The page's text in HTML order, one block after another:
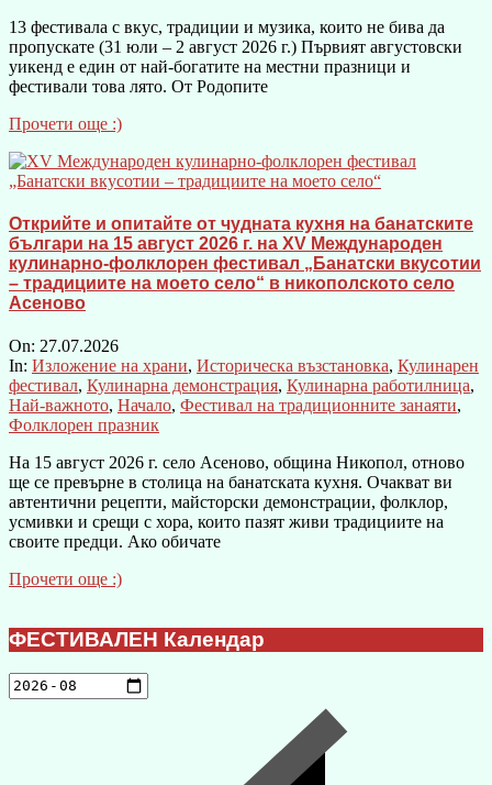
13 фестивала с вкус, традиции и музика, които не бива да
пропускате (31 юли – 2 август 2026 г.) Първият августовски
уикенд е един от най-богатите на местни празници и
фестивали това лято. От Родопите
Прочети още :)
Открийте и опитайте от чудната кухня на банатските
българи на 15 август 2026 г. на XV Международен
кулинарно-фолклорен фестивал „Банатски вкусотии
– традициите на моето село“ в никополското село
Асеново
On: 27.07.2026
In: Изложение на храни, Историческа възстановка, Кулинарен
фестивал, Кулинарна демонстрация, Кулинарна работилница,
Най-важното, Начало, Фестивал на традиционните занаяти,
Фолклорен празник
На 15 август 2026 г. село Асеново, община Никопол, отново
ще се превърне в столица на банатската кухня. Очакват ви
автентични рецепти, майсторски демонстрации, фолклор,
усмивки и срещи с хора, които пазят живи традициите на
своите предци. Ако обичате
Прочети още :)
ФЕСТИВАЛЕН Календар